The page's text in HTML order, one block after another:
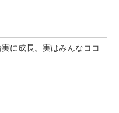
に成長。実はみんなココ